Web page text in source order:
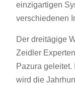
einzigartigen
verschiedenen
Der dreitägige
Zeidler
Pazura geleitet.
wird die